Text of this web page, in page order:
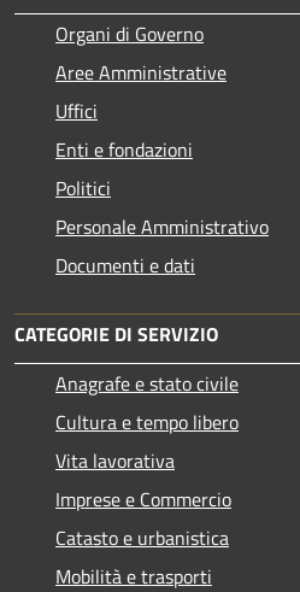
Organi di Governo
Aree Amministrative
Uffici
Enti e fondazioni
Politici
Personale Amministrativo
Documenti e dati
CATEGORIE DI SERVIZIO
Anagrafe e stato civile
Cultura e tempo libero
Vita lavorativa
Imprese e Commercio
Catasto e urbanistica
Mobilità e trasporti